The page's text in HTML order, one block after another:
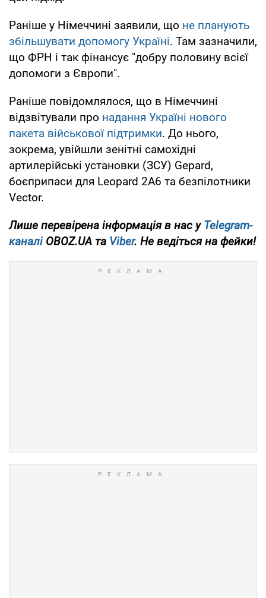
Раніше у Німеччині заявили, що не планують
збільшувати допомогу Україні. Там зазначили,
що ФРН і так фінансує "добру половину всієї
допомоги з Європи".
Раніше повідомлялося, що в Німеччині
відзвітували про надання Україні нового
пакета військової підтримки. До нього,
зокрема, увійшли зенітні самохідні
артилерійські установки (ЗСУ) Gepard,
боєприпаси для Leopard 2A6 та безпілотники
Vector.
Лише перевірена інформація в нас уTelegram-
каналіOBOZ.UA та Viber. Не ведіться на фейки!